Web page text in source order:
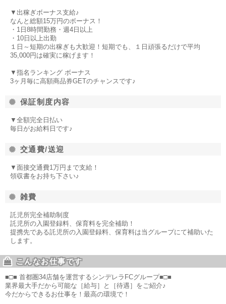
▼出稼ぎボーナス支給♪
なんと総額15万円のボーナス！
・1日8時間勤務・週4日以上
・10日以上出勤
１日～短期の出稼ぎも大歓迎！短期でも、１日頑張るだけで平均
35,000円は確実に稼げます！
▼指名ランキング ボーナス
3ヶ月毎に高額商品券GETのチャンスです♪
保証制度内容
▼全額完全日払い
毎日がお給料日です♪
交通費/送迎
▼面接交通費1万円まで支給！
領収書をお持ち下さい♪
雑費
託児所完全補助制度
託児所の入園登録料、保育料を完全補助！
提携先である託児所の入園登録料、保育料は当グループにて補助いた
します。
こんなお仕事です
■□■ 首都圏34店舗を運営するシンデレラFCグループ■□■
業界最大手だから可能な［給与］と［待遇］をご紹介♪
今だからできるお仕事を！最高の環境で！